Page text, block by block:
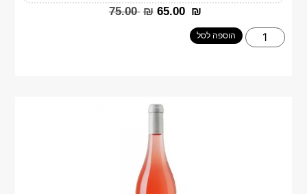
‎75.00 ₪ ‎65.00 ₪
הוספה לסל